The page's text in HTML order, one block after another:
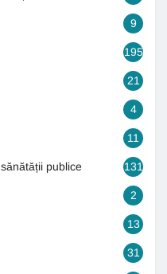
9
195
21
4
11
publice 131
2
13
31